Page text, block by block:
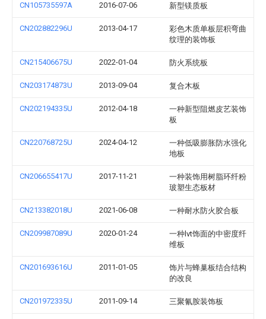
CN105735597A 2016-07-06 新型镁质板
CN202882296U 2013-04-17
彩色木质单板层积弯曲
纹理的装饰板
CN215406675U 2022-01-04 防火系统板
CN203174873U 2013-09-04 复合木板
CN202194335U 2012-04-18
一种新型阻燃皮艺装饰
板
CN220768725U 2024-04-12
一种低吸膨胀防水强化
地板
CN206655417U 2017-11-21
一种装饰用树脂环纤粉
玻塑生态板材
CN213382018U 2021-06-08 一种耐水防火胶合板
CN209987089U 2020-01-24
一种lvt饰面的中密度纤
维板
CN201693616U 2011-01-05
饰片与蜂巢板结合结构
的改良
CN201972335U 2011-09-14 三聚氰胺装饰板